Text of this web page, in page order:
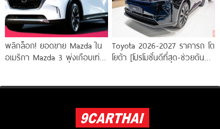
พลิกล็อก! ยอดขาย Mazda ใน
อเมริกา Mazda 3 พุ่งเกือบเท่า
Toyota 2026-2027 ราคารถ โต
โยต้า [โปรโมชั่นดีที่สุด-ช่วยดันทุก